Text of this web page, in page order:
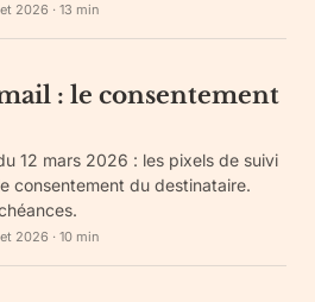
2026 · 13 min
: le consentement
12 mars 2026 : les pixels de suivi
consentement du destinataire.
2026 · 10 min